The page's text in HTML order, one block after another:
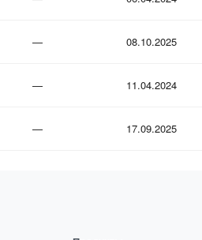
— 08.10.2025
— 11.04.2024
— 17.09.2025